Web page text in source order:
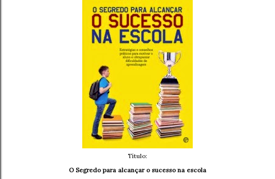
Título:
O Segredo para alcançar o sucesso na escola